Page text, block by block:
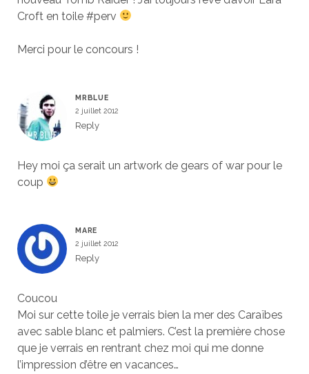
Croft en toile #perv
Merci pour le concours !
MRBLUE
2 juillet 2012
Reply
Hey moi ça serait un artwork de gears of war pour le
coup
MARE
2 juillet 2012
Reply
Coucou
Moi sur cette toile je verrais bien la mer des Caraïbes
avec sable blanc et palmiers. C’est la première chose
que je verrais en rentrant chez moi qui me donne
l’impression d’être en vacances…